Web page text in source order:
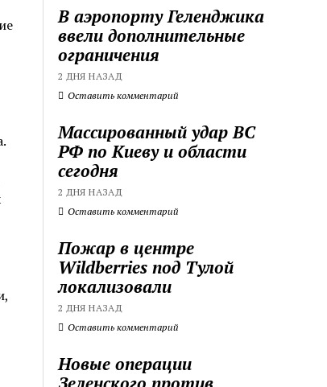
В аэропорту Геленджика
ввели дополнительные
ограничения
2 ДНЯ НАЗАД
Оставить комментарий
Массированный удар ВС
РФ по Киеву и области
сегодня
2 ДНЯ НАЗАД
Оставить комментарий
Пожар в центре
Wildberries под Тулой
локализовали
2 ДНЯ НАЗАД
Оставить комментарий
Новые операции